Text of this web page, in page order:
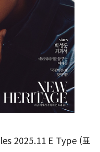
2025.11 E Type (표